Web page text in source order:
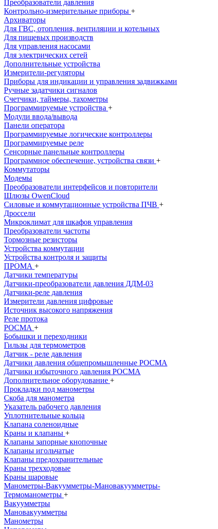
Преобразователи давления
Контрольно-измерительные приборы +
Архиваторы
Для ГВС, отопления, вентиляции и котельных
Для пищевых производств
Для управления насосами
Для электрических сетей
Дополнительные устройства
Измерители-регуляторы
Приборы для индикации и управления задвижками
Ручные задатчики сигналов
Счетчики, таймеры, тахометры
Программируемые устройства +
Модули ввода/вывода
Панели оператора
Программируемые логические контроллеры
Программируемые реле
Сенсорные панельные контроллеры
Программное обеспечение, устройства связи +
Коммутаторы
Модемы
Преобразователи интерфейсов и повторители
Шлюзы OwenCloud
Силовые и коммутационные устройства ПЧВ +
Дроссели
Микроклимат для шкафов управления
Преобразователи частоты
Тормозные резисторы
Устройства коммутации
Устройства контроля и защиты
ПРОМА +
Датчики температуры
Датчики-преобразователи давления ДДМ-03
Датчики-реле давления
Измерители давления цифровые
Источник высокого напряжения
Реле протока
РОСМА +
Бобышки и переходники
Гильзы для термометров
Датчик - реле давления
Датчики давления общепромышленныe РОСМА
Датчики избыточного давления РОСМА
Дополнительное оборудование +
Прокладки под манометры
Скоба для манометра
Указатель рабочего давления
Уплотнительные кольца
Клапана соленоидные
Краны и клапаны +
Клапаны запорные кнопочные
Клапаны игольчатые
Клапаны предохранительные
Краны трехходовые
Краны шаровые
Манометры-Вакуумметры-Мановакуумметры-
Термоманометры +
Вакуумметры
Мановакуумметры
Манометры